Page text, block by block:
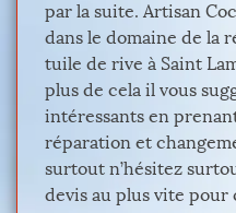
par la suite. Artisan
dans le domaine de la
tuile de rive à Saint
plus de cela il vous
intéressants en
réparation et
surtout n’hésitez
devis au plus vite pour